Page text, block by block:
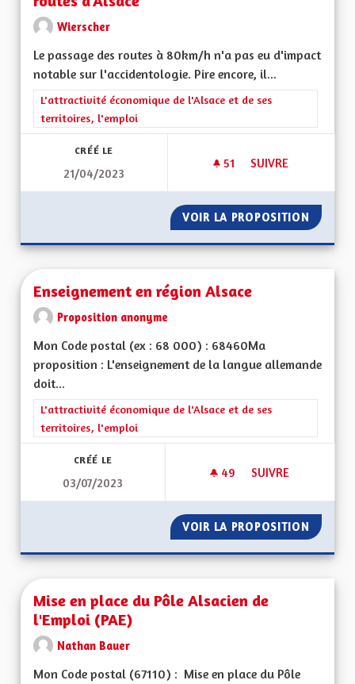
Wierscher
Le passage des routes à 80km/h n'a pas eu d'impact
notable sur l'accidentologie. Pire encore, il...
Filtrer les résultats de la catégorie : L'attractivité
L'attractivité économique de l'Alsace et de ses
territoires, l'emploi
CRÉÉ LE
21/04/2023
51 51 ABONNÉS
SUIVRE
VOIR LA PROPOSITION
Enseignement en région Alsace
Proposition anonyme
Mon Code postal (ex : 68 000) : 68460Ma
proposition : L'enseignement de la langue allemande
doit...
Filtrer les résultats de la catégorie : L'attractivité
L'attractivité économique de l'Alsace et de ses
territoires, l'emploi
CRÉÉ LE
03/07/2023
49 49 ABONNÉS
SUIVRE
VOIR LA PROPOSITION
Mise en place du Pôle Alsacien de
l'Emploi (PAE)
Nathan Bauer
Mon Code postal (67110) : Mise en place du Pôle